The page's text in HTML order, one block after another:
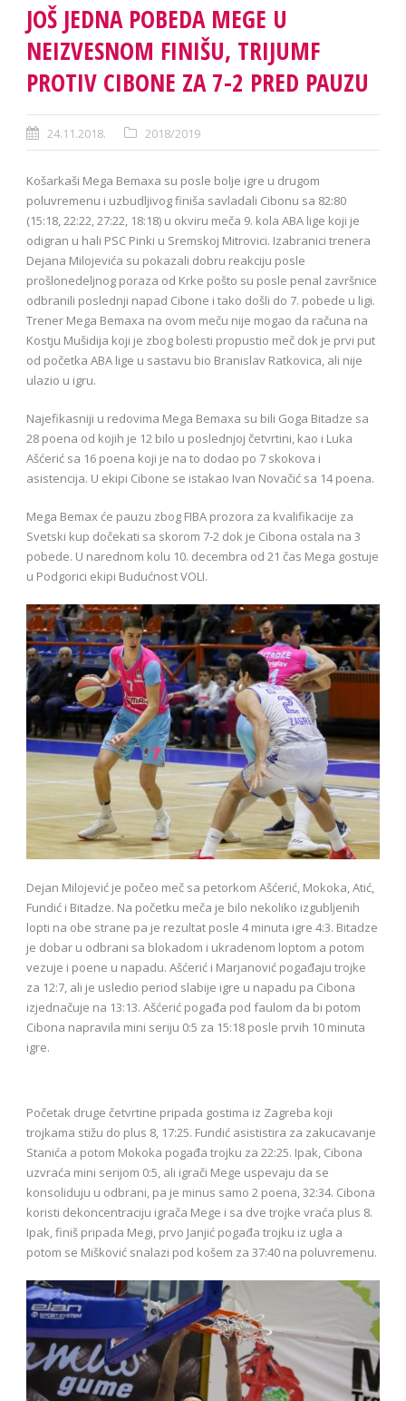
JOŠ JEDNA POBEDA MEGE U
NEIZVESNOM FINIŠU, TRIJUMF
PROTIV CIBONE ZA 7-2 PRED PAUZU
24.11.2018. 2018/2019
Košarkaši Mega Bemaxa su posle bolje igre u drugom
poluvremenu i uzbudljivog finiša savladali Cibonu sa 82:80
(15:18, 22:22, 27:22, 18:18) u okviru meča 9. kola ABA lige koji je
odigran u hali PSC Pinki u Sremskoj Mitrovici. Izabranici trenera
Dejana Milojevića su pokazali dobru reakciju posle
prošlonedeljnog poraza od Krke pošto su posle penal završnice
odbranili poslednji napad Cibone i tako došli do 7. pobede u ligi.
Trener Mega Bemaxa na ovom meču nije mogao da računa na
Kostju Mušidija koji je zbog bolesti propustio meč dok je prvi put
od početka ABA lige u sastavu bio Branislav Ratkovica, ali nije
ulazio u igru.
Najefikasniji u redovima Mega Bemaxa su bili Goga Bitadze sa
28 poena od kojih je 12 bilo u poslednjoj četvrtini, kao i Luka
Ašćerić sa 16 poena koji je na to dodao po 7 skokova i
asistencija. U ekipi Cibone se istakao Ivan Novačić sa 14 poena.
Mega Bemax će pauzu zbog FIBA prozora za kvalifikacije za
Svetski kup dočekati sa skorom 7-2 dok je Cibona ostala na 3
pobede. U narednom kolu 10. decembra od 21 čas Mega gostuje
u Podgorici ekipi Budućnost VOLI.
Dejan Milojević je počeo meč sa petorkom Ašćerić, Mokoka, Atić,
Fundić i Bitadze. Na početku meča je bilo nekoliko izgubljenih
lopti na obe strane pa je rezultat posle 4 minuta igre 4:3. Bitadze
je dobar u odbrani sa blokadom i ukradenom loptom a potom
vezuje i poene u napadu. Ašćerić i Marjanović pogađaju trojke
za 12:7, ali je usledio period slabije igre u napadu pa Cibona
izjednačuje na 13:13. Ašćerić pogađa pod faulom da bi potom
Cibona napravila mini seriju 0:5 za 15:18 posle prvih 10 minuta
igre.
Početak druge četvrtine pripada gostima iz Zagreba koji
trojkama stižu do plus 8, 17:25. Fundić asististira za zakucavanje
Stanića a potom Mokoka pogađa trojku za 22:25. Ipak, Cibona
uzvraća mini serijom 0:5, ali igrači Mege uspevaju da se
konsoliduju u odbrani, pa je minus samo 2 poena, 32:34. Cibona
koristi dekoncentraciju igrača Mege i sa dve trojke vraća plus 8.
Ipak, finiš pripada Megi, prvo Janjić pogađa trojku iz ugla a
potom se Mišković snalazi pod košem za 37:40 na poluvremenu.